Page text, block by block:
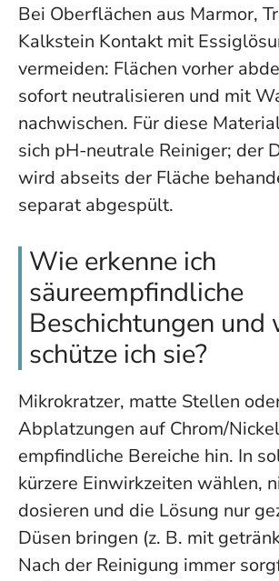
Bei Oberflächen aus Marmor,
Kalkstein Kontakt mit
vermeiden: Flächen vorher
sofort neutralisieren und mit
nachwischen. Für diese
sich pH-neutrale Reiniger; der
wird abseits der Fläche
separat abgespült.
Wie erkenne ich
säureempfindliche
Beschichtungen und
schütze ich sie?
Mikrokratzer, matte Stellen
Abplatzungen auf Chrom/
empfindliche Bereiche hin. In
kürzere Einwirkzeiten wählen,
dosieren und die Lösung nur
Düsen bringen (z. B. mit
Nach der Reinigung immer